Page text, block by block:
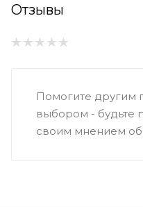
Отзывы
Помогите другим
выбором - будьте
своим мнением об